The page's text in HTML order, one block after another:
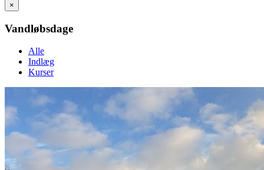
×
Vandløbsdage
Alle
Indlæg
Kurser